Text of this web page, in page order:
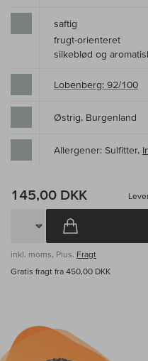
saftig
frugt-orienteret
silkeblød og
Lobenberg: 92/100
Østrig, Burgenland
Allergener: Sulfitter,
145,00 DKK
inkl. moms, Plus. Fragt
Gratis fragt fra 450,00 DKK